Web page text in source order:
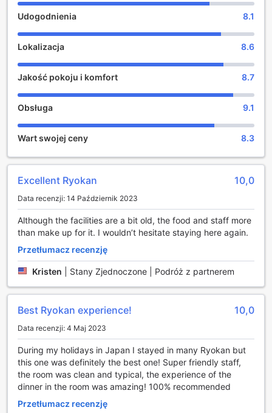
autentycznego doświadczenia w Japonii. Zapraszamy do
odkrywania Takayamy, korzystając z komfortu i
Rozrywka i relaks w Machiyado Ichiryu
Machiyado Ichiryu oferuje swoim gościom przytulną
zrelaksować, obejrzeć ulubione programy telewizyjne lub
po prostu cieszyć się spokojem w komfortowym otoczeniu.
To idealne miejsce na spotkanie z innymi podróżnikami,
wymianę wrażeń i odpoczynek po dniu pełnym zwiedzania
upominkami, w którym można znaleźć unikalne lokalne
produkty i rękodzieło, idealne na pamiątkę z tego
magicznego miejsca. Zarówno wspólna przestrzeń, jak i
sklep, tworzą przyjazną atmosferę, sprzyjającą relaksowi i
integracji.
Wspaniałe udogodnienia sportowe w Ryokan Seiryu
Hotel
Ryokan Seiryu Hotel w Takayama oferuje swoim gościom
wyjątkowe możliwości aktywnego wypoczynku,
zapewniając dostęp do krytego basenu, który jest
idealnym miejscem na relaks po dniu pełnym zwiedzania.
niezależnie od pogody na zewnątrz, korzystając z
komfortu i prywatności tego eleganckiego obiektu. Dla
miłośników golfa hotel dysponuje własnym polem
golfowym, które znajduje się na terenie obiektu. To
doskonała okazja, aby poprawić swoje umiejętności lub po
prostu cieszyć się grą w malowniczym otoczeniu,
otoczonym naturą i tradycyjnym japońskim krajobrazem.
Udogodnienia 8.1
Lokalizacja 8.6
Jakość pokoju i komfort 8.7
Obsługa 9.1
Wart swojej ceny 8.3
Excellent Ryokan 10,0
Data recenzji: 14 Październik 2023
Although the facilities are a bit old, the food and staff more
than make up for it. I wouldn’t hesitate staying here again.
Przetłumacz recenzję
Kristen Stany Zjednoczone | Podróż z partnerem
Best Ryokan experience! 10,0
Data recenzji: 4 Maj 2023
During my holidays in Japan I stayed in many Ryokan but
this one was definitely the best one! Super friendly staff,
the room was clean and typical, the experience of the
dinner in the room was amazing! 100% recommended
Przetłumacz recenzję